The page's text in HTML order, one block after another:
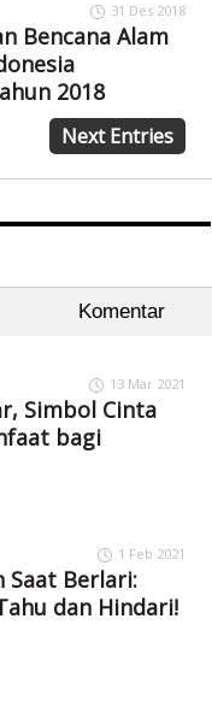
31 Des 2018
Bencana Alam
2018
Next Entries
Komentar
13 Mar 2021
Simbol Cinta
bagi
1 Feb 2021
Saat Berlari:
dan Hindari!